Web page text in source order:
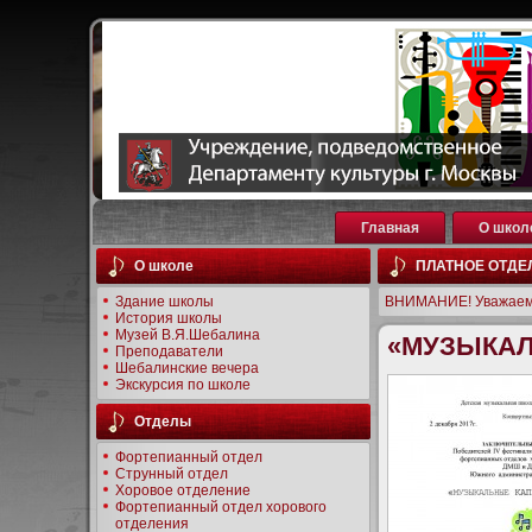
Главная О
О школе
Здание школы
История школы
Музей В.Я.Шебалина
Преподаватели
Шебалинские вечера
Экскурсия по школе
Отделы
Фортепианный отдел
Струнный отдел
Хоровое отделение
Фортепианный отдел хорового
отделения
ПЛАТНОЕ
ВНИМАНИЕ!